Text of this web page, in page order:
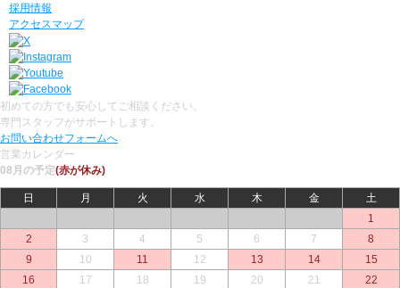
採用情報
アクセスマップ
初めての方でも安心してご相談ください。
専門スタッフがサポートします。
お問い合わせフォームへ
営業カレンダー
08月の予定(赤が休み)
日 月 火 水 木 金
土
1
2
3 4 5 6 7
8
9
10 11 12 13 14
15
16
17 18 19 20 21
22